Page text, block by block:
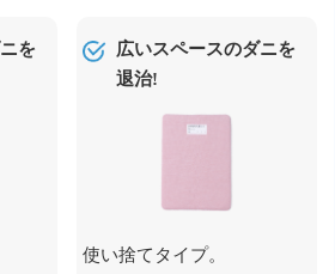
を
広いスペースのダニを
退治!
使い捨てタイプ。